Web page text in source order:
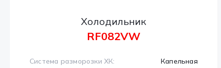
Холодильник
RF082VW
Система разморозки ХК:
Капельная